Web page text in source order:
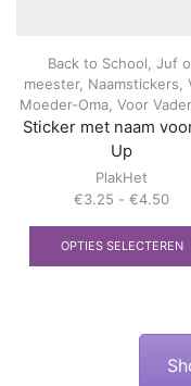
Back to School Juf
meester, Naamstickers
Moeder-Oma, Voor
Sticker met naam
Up
PlakHet
€3.25 - €4.50
tot
OPTIES SELECTEREN